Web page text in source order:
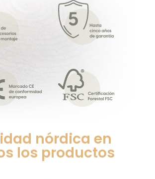
nórdica en
los productos